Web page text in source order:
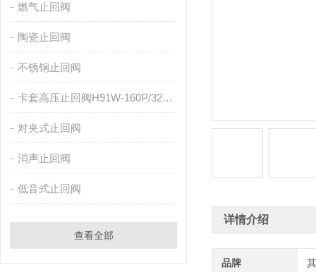
燃气止回阀
陶瓷止回阀
不锈钢止回阀
卡套高压止回阀H91W-160P/320P
对夹式止回阀
消声止回阀
低音式止回阀
查看全部
详情介绍
品牌